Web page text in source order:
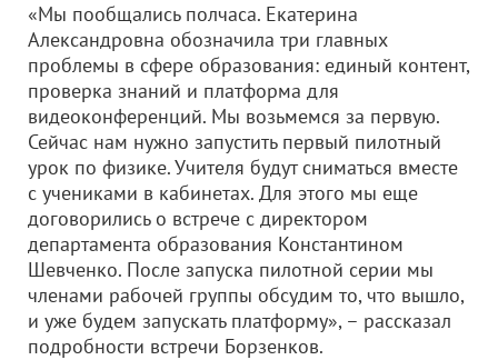
«Мы пообщались полчаса. Екатерина
Александровна обозначила три главных
проблемы в сфере образования: единый контент,
проверка знаний и платформа для
видеоконференций. Мы возьмемся за первую.
Сейчас нам нужно запустить первый пилотный
урок по физике. Учителя будут сниматься вместе
с учениками в кабинетах. Для этого мы еще
договорились о встрече с директором
департамента образования Константином
Шевченко. После запуска пилотной серии мы
членами рабочей группы обсудим то, что вышло,
и уже будем запускать платформу», – рассказал
подробности встречи Борзенков.